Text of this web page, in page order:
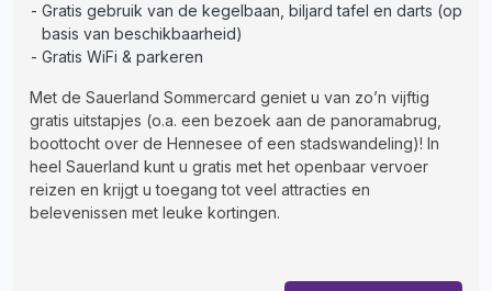
Gratis gebruik van de kegelbaan, biljard tafel en darts (op
basis van beschikbaarheid)
Gratis WiFi & parkeren
Met de Sauerland Sommercard geniet u van zo’n vijftig
gratis uitstapjes (o.a. een bezoek aan de panoramabrug,
boottocht over de Hennesee of een stadswandeling)! In
heel Sauerland kunt u gratis met het openbaar vervoer
reizen en krijgt u toegang tot veel attracties en
belevenissen met leuke kortingen.